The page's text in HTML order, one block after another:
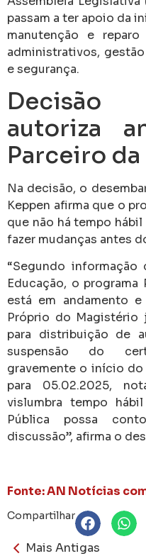
passam a ter apoio da
manutenção e
administrativos,
e segurança.
autoriza
Parceiro da
Na decisão, o
Keppen afirma que o
que não há tempo
fazer mudanças antes
“Segundo
Educação, o
está em andamento
Próprio do Magistério
para distribuição de
suspensão do
gravemente o início
para 05.02.2025,
vislumbra tempo
Pública possa
discussão”, afirma o
Fonte: AN Notícias
Compartilhar
Mais Antigas